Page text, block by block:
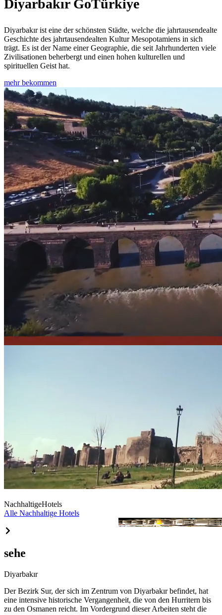
Diyarbakır GoTürkiye
Diyarbakır ist eine der schönsten Städte, welche die jahrtausendealte
Geschichte des jahrtausendealten Kultur Mesopotamiens in sich
trägt. Es ist der Name einer Geographie, die seit Jahrhunderten viele
Zivilisationen beherbergt und einen hohen kulturellen und
spirituellen Geist hat.
mehr bekommen
NachhaltigeHotels
Alle Nachhaltige Hotels
Amida Boutique hotel
sehe
Diyarbakır
Der Bezirk Sur, der sich im Zentrum von Diyarbakır befindet, hat
eine intensive historische Vergangenheit, die von den Hurritern bis
zu den Osmanen reicht. Im Vordergrund dieser Arbeiten steht die